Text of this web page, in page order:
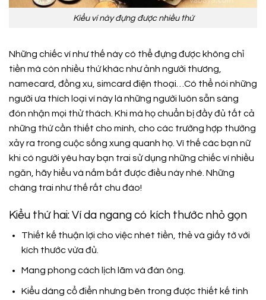
Kiểu ví này đựng được nhiều thứ
Những chiếc ví như thế này có thể đựng được không chỉ
tiền mà còn nhiều thứ khác như ảnh người thương,
namecard, đồng xu, simcard điện thoại…Có thể nói những
người ưa thích loại ví này là những người luôn sẵn sàng
đón nhận mọi thử thách. Khi mà họ chuẩn bị đầy đủ tất cả
những thứ cần thiết cho mình, cho các trường hợp thường
xảy ra trong cuộc sống xung quanh họ. Vì thế các bạn nữ
khi có người yêu hay bạn trai sử dụng những chiếc ví nhiều
ngăn, hãy hiểu và nắm bắt được điều này nhé. Những
chàng trai như thế rất chu đáo!
Kiểu thứ hai: Ví da ngang có kích thước nhỏ gọn
Thiết kế thuận lợi cho việc nhét tiền, thẻ và giấy tờ với
kích thước vừa đủ.
Mang phong cách lịch lãm và đàn ông.
Kiểu dáng cổ điển nhưng bên trong được thiết kế tinh